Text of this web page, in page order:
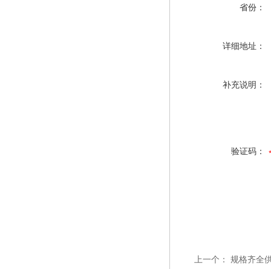
省份：
详细地址：
补充说明：
验证码：
上一个： 规格齐全